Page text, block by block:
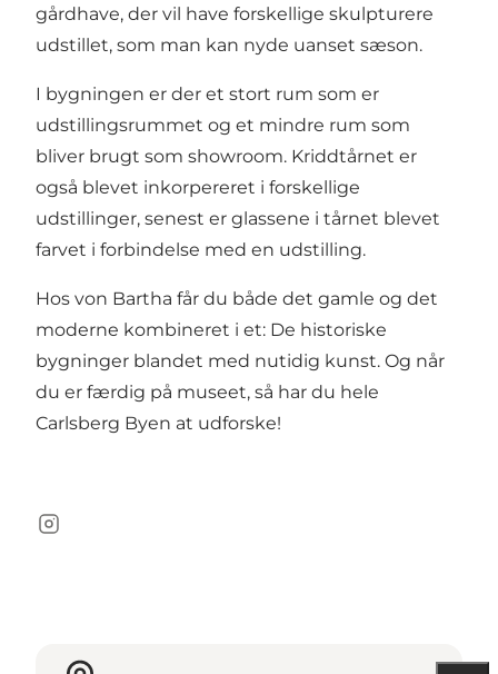
gårdhave, der vil have forskellige skulpturere
udstillet, som man kan nyde uanset sæson.
I bygningen er der et stort rum som er
udstillingsrummet og et mindre rum som
bliver brugt som showroom. Kriddtårnet er
også blevet inkorpereret i forskellige
udstillinger, senest er glassene i tårnet blevet
farvet i forbindelse med en udstilling.
Hos von Bartha får du både det gamle og det
moderne kombineret i et: De historiske
bygninger blandet med nutidig kunst. Og når
du er færdig på museet, så har du hele
Carlsberg Byen at udforske!
Instagram